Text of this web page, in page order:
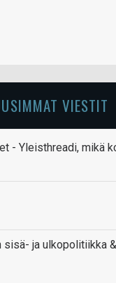
VIESTIT
- Yleisthreadi, mikä
sisä- ja ulkopolitiikka